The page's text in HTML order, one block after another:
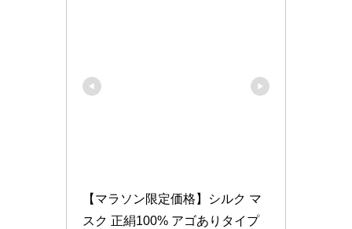
【マラソン限定価格】シルク マ
スク 正絹100% アゴありタイプ